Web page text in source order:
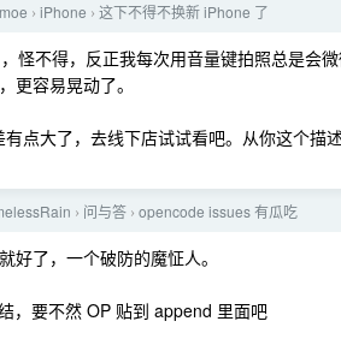
› iPhone › 这下不得不换新 iPhone 了
怪不得，反正我每次用音量键拍照总是会
更容易晃动了。
点大了，去线下店试试看吧。从你这个描
› 问与答 › opencode issues 有瓜吃
好了，一个破防的魔怔人。
，要不然 OP 贴到 append 里面吧